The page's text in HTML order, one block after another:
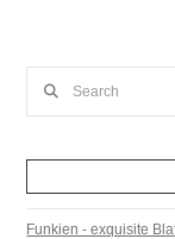
Funkien - exquisite